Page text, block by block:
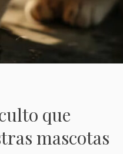
que
mascotas